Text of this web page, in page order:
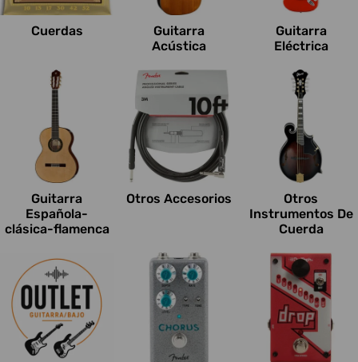
Cuerdas
Guitarra
Acústica
Guitarra
Eléctrica
Guitarra
Española-
clásica-flamenca
Otros Accesorios
Otros
Instrumentos De
Cuerda